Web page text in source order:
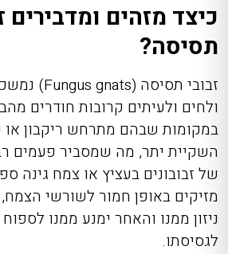
כיצד מזהים ומדבירים
תסיסה?
זבובי תסיסה (Fungus gnats
)
ולחים ולעיתים קרובות חודרים
במקומות שבהם מתרחש ריקבון
השקיית יתר, מה שמסביר פעמים
של זבובונים בעציץ או צמח גינה
מזיקים באופן חמור לשורשי
ניזון ממנו והאחר ימנע ממנו לספוח
לגסיסתו.